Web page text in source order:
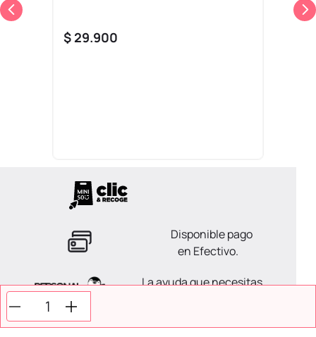
$ 29.900
Disponible pago
en Efectivo.
La ayuda que necesitas
Todos tus pagos son